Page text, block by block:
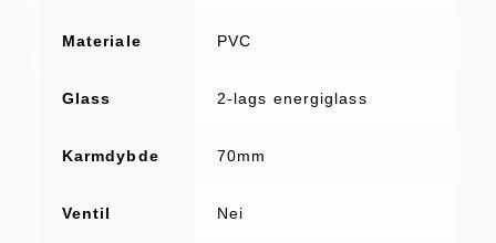
Materiale PVC
Glass 2-lags energiglass
Karmdybde 70mm
Ventil Nei